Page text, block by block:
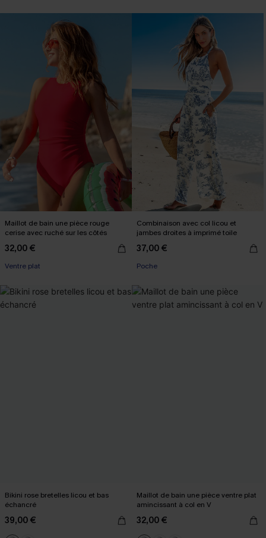
Maillot de bain une pièce rouge
cerise avec ruché sur les côtés
32,00 €
Ventre plat
Combinaison avec col licou et
jambes droites à imprimé toile
37,00 €
Poche
Bikini rose bretelles licou et bas
échancré
39,00 €
Maillot de bain une pièce ventre plat
amincissant à col en V
32,00 €